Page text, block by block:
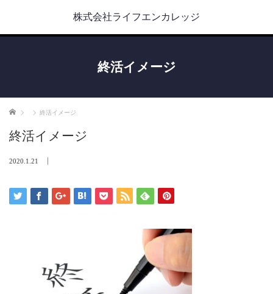
株式会社ライフエンカレッジ
終活イメージ
ホーム 終活イメージ
終活イメージ
2020.1.21